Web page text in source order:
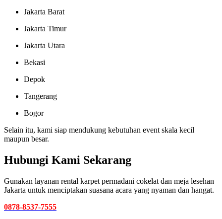
Jakarta Barat
Jakarta Timur
Jakarta Utara
Bekasi
Depok
Tangerang
Bogor
Selain itu, kami siap mendukung kebutuhan event skala kecil
maupun besar.
Hubungi Kami Sekarang
Gunakan layanan rental karpet permadani cokelat dan meja lesehan
Jakarta untuk menciptakan suasana acara yang nyaman dan hangat.
0878-8537-7555